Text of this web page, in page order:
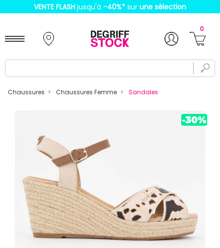
VENTE FLASH jusqu'à -40%* sur une sélection
0
Chaussures Chaussures Femme Sandales